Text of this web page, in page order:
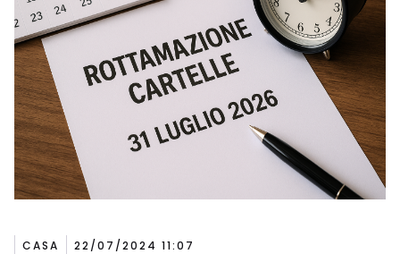
CASA 22/07/2024 11:07